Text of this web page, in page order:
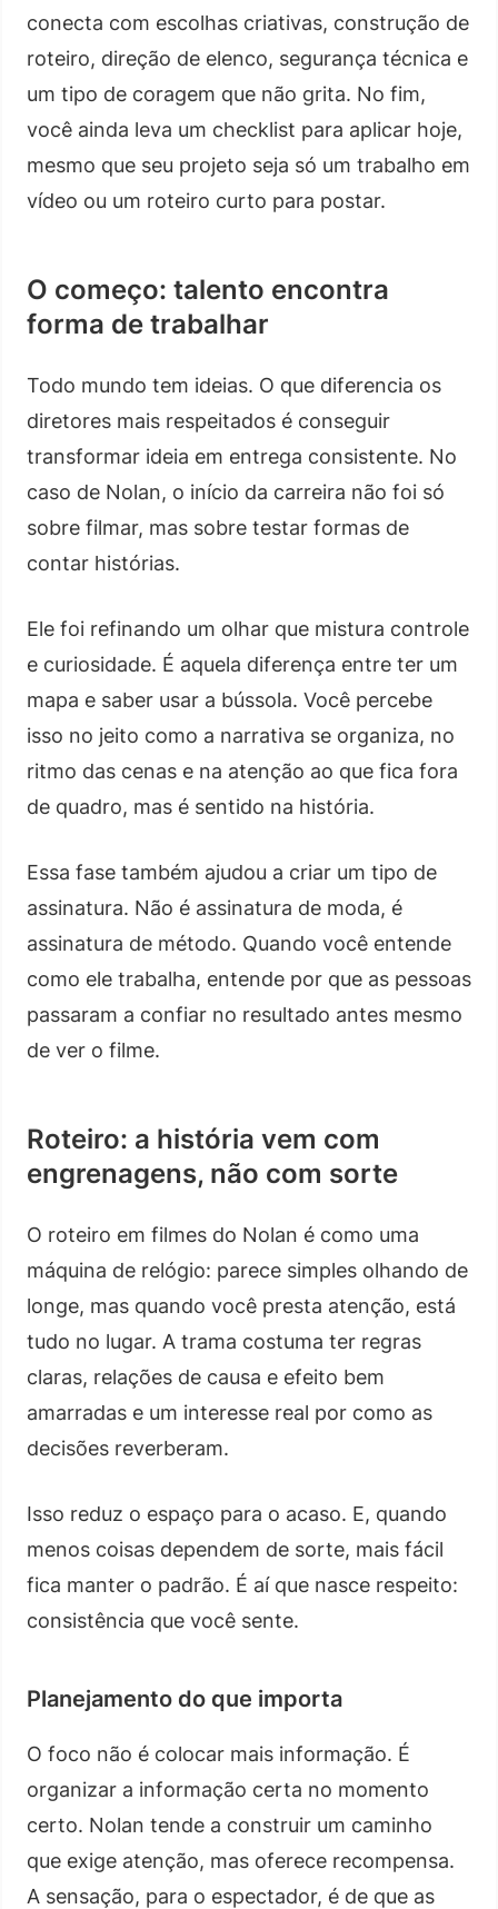
conecta com escolhas criativas, construção de
roteiro, direção de elenco, segurança técnica e
um tipo de coragem que não grita. No fim,
você ainda leva um checklist para aplicar hoje,
mesmo que seu projeto seja só um trabalho em
vídeo ou um roteiro curto para postar.
O começo: talento encontra
forma de trabalhar
Todo mundo tem ideias. O que diferencia os
diretores mais respeitados é conseguir
transformar ideia em entrega consistente. No
caso de Nolan, o início da carreira não foi só
sobre filmar, mas sobre testar formas de
contar histórias.
Ele foi refinando um olhar que mistura controle
e curiosidade. É aquela diferença entre ter um
mapa e saber usar a bússola. Você percebe
isso no jeito como a narrativa se organiza, no
ritmo das cenas e na atenção ao que fica fora
de quadro, mas é sentido na história.
Essa fase também ajudou a criar um tipo de
assinatura. Não é assinatura de moda, é
assinatura de método. Quando você entende
como ele trabalha, entende por que as pessoas
passaram a confiar no resultado antes mesmo
de ver o filme.
Roteiro: a história vem com
engrenagens, não com sorte
O roteiro em filmes do Nolan é como uma
máquina de relógio: parece simples olhando de
longe, mas quando você presta atenção, está
tudo no lugar. A trama costuma ter regras
claras, relações de causa e efeito bem
amarradas e um interesse real por como as
decisões reverberam.
Isso reduz o espaço para o acaso. E, quando
menos coisas dependem de sorte, mais fácil
fica manter o padrão. É aí que nasce respeito:
consistência que você sente.
Planejamento do que importa
O foco não é colocar mais informação. É
organizar a informação certa no momento
certo. Nolan tende a construir um caminho
que exige atenção, mas oferece recompensa.
A sensação, para o espectador, é de que as